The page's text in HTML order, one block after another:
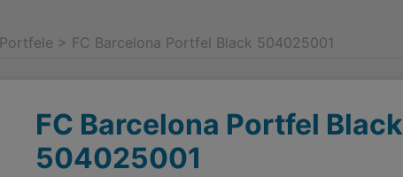
Portfele > FC Barcelona Portfel Black 504025001
FC Barcelona Portfel Black
504025001